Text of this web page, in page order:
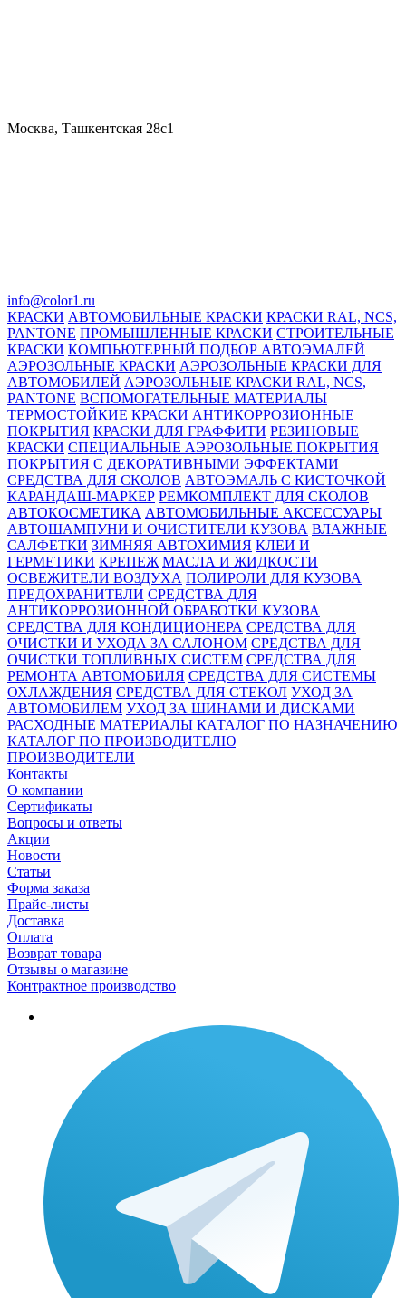
Москва, Ташкентская 28с1
info@color1.ru
КРАСКИ АВТОМОБИЛЬНЫЕ КРАСКИ КРАСКИ RAL, NCS,
PANTONE ПРОМЫШЛЕННЫЕ КРАСКИ СТРОИТЕЛЬНЫЕ
КРАСКИ КОМПЬЮТЕРНЫЙ ПОДБОР АВТОЭМАЛЕЙ
АЭРОЗОЛЬНЫЕ КРАСКИ АЭРОЗОЛЬНЫЕ КРАСКИ ДЛЯ
АВТОМОБИЛЕЙ АЭРОЗОЛЬНЫЕ КРАСКИ RAL, NCS,
PANTONE ВСПОМОГАТЕЛЬНЫЕ МАТЕРИАЛЫ
ТЕРМОСТОЙКИЕ КРАСКИ АНТИКОРРОЗИОННЫЕ
ПОКРЫТИЯ КРАСКИ ДЛЯ ГРАФФИТИ РЕЗИНОВЫЕ
КРАСКИ СПЕЦИАЛЬНЫЕ АЭРОЗОЛЬНЫЕ ПОКРЫТИЯ
ПОКРЫТИЯ С ДЕКОРАТИВНЫМИ ЭФФЕКТАМИ
СРЕДСТВА ДЛЯ СКОЛОВ АВТОЭМАЛЬ С КИСТОЧКОЙ
КАРАНДАШ-МАРКЕР РЕМКОМПЛЕКТ ДЛЯ СКОЛОВ
АВТОКОСМЕТИКА АВТОМОБИЛЬНЫЕ АКСЕССУАРЫ
АВТОШАМПУНИ И ОЧИСТИТЕЛИ КУЗОВА ВЛАЖНЫЕ
САЛФЕТКИ ЗИМНЯЯ АВТОХИМИЯ КЛЕИ И
ГЕРМЕТИКИ КРЕПЕЖ МАСЛА И ЖИДКОСТИ
ОСВЕЖИТЕЛИ ВОЗДУХА ПОЛИРОЛИ ДЛЯ КУЗОВА
ПРЕДОХРАНИТЕЛИ СРЕДСТВА ДЛЯ
АНТИКОРРОЗИОННОЙ ОБРАБОТКИ КУЗОВА
СРЕДСТВА ДЛЯ КОНДИЦИОНЕРА СРЕДСТВА ДЛЯ
ОЧИСТКИ И УХОДА ЗА САЛОНОМ СРЕДСТВА ДЛЯ
ОЧИСТКИ ТОПЛИВНЫХ СИСТЕМ СРЕДСТВА ДЛЯ
РЕМОНТА АВТОМОБИЛЯ СРЕДСТВА ДЛЯ СИСТЕМЫ
ОХЛАЖДЕНИЯ СРЕДСТВА ДЛЯ СТЕКОЛ УХОД ЗА
АВТОМОБИЛЕМ УХОД ЗА ШИНАМИ И ДИСКАМИ
РАСХОДНЫЕ МАТЕРИАЛЫ КАТАЛОГ ПО НАЗНАЧЕНИЮ
КАТАЛОГ ПО ПРОИЗВОДИТЕЛЮ
ПРОИЗВОДИТЕЛИ
Контакты
О компании
Сертификаты
Вопросы и ответы
Акции
Новости
Статьи
Форма заказа
Прайс-листы
Доставка
Оплата
Возврат товара
Отзывы о магазине
Контрактное производство